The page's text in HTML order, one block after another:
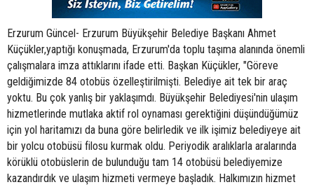
Erzurum Güncel- Erzurum Büyükşehir Belediye Başkanı Ahmet
Küçükler,yaptığı konuşmada, Erzurum'da toplu taşıma alanında önemli
çalışmalara imza attıklarını ifade etti. Başkan Küçükler, "Göreve
geldiğimizde 84 otobüs özelleştirilmişti. Belediye ait tek bir araç
yoktu. Bu çok yanlış bir yaklaşımdı. Büyükşehir Belediyesi'nin ulaşım
hizmetlerinde mutlaka aktif rol oynaması gerektiğini düşündüğümüz
için yol haritamızı da buna göre belirledik ve ilk işimiz belediyeye ait
bir yolcu otobüsü filosu kurmak oldu. Periyodik aralıklarla aralarında
körüklü otobüslerin de bulunduğu tam 14 otobüsü belediyemize
kazandırdık ve ulaşım hizmeti vermeye başladık. Halkımızın hizmet